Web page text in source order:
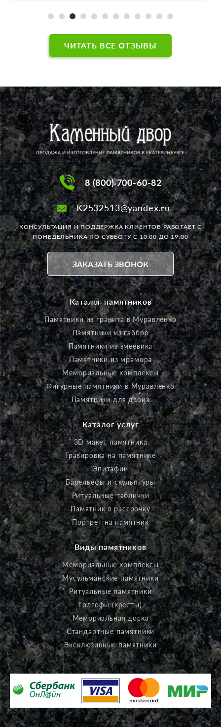
врезали его в стеллу качественно, очень
грамотно и быстро составили
договор.Молодцы!!! Родственникам
понравилось. Рекомендую всем, очень
в итоге Вас разочароваться. Сейчас редко,
когда делаешь заказ и получаешь именно
то, что нужно. Работы сделаны
качественно, огромная благодарность
мастерам. Ещё раз спасибо! На Дальнем
Востоке я 2 года не могла найти
исполнителя на макет заказа, а Наталья
взялась. Рекомендую! Анжелика
ЧИТАТЬ ВСЕ ОТЗЫВЫ
8 (800) 700-60-82
K2532513@yandex.ru
КОНСУЛЬТАЦИЯ И ПОДДЕРЖКА КЛИЕНТОВ РАБОТАЕТС
ПОНЕДЕЛЬНИКА ПО СУББОТУ С 10:00 ДО 19:00
ЗАКАЗАТЬ ЗВОНОК
Каталог памятников
Памятники из гранита в Муравленко
Памятники из габбро
Памятники из змеевика
Памятники из мрамора
Мемориальные комплексы
Фигурные памятники в Муравленко
Памятники для двоих
Каталог услуг
3D макет памятника
Гравировка на памятнике
Эпитафии
Барельефы и скульптуры
Ритуальные таблички
Памятник в рассрочку
Портрет на памятник
Виды памятников
Мемориальные комплексы
Мусульманские памятники
Ритуальные памятники
Голгофы (кресты)
Мемориальная доска
Стандартные памятники
Эксклюзивные памятники